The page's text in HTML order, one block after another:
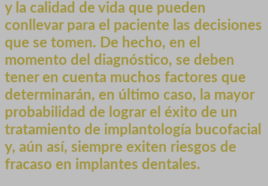
y la calidad de vida que pueden
conllevar para el paciente las decisiones
que se tomen. De hecho, en el
momento del diagnóstico, se deben
tener en cuenta muchos factores que
determinarán, en último caso, la mayor
probabilidad de lograr el éxito de un
tratamiento de implantología bucofacial
y, aún así, siempre exiten riesgos de
fracaso en implantes dentales.